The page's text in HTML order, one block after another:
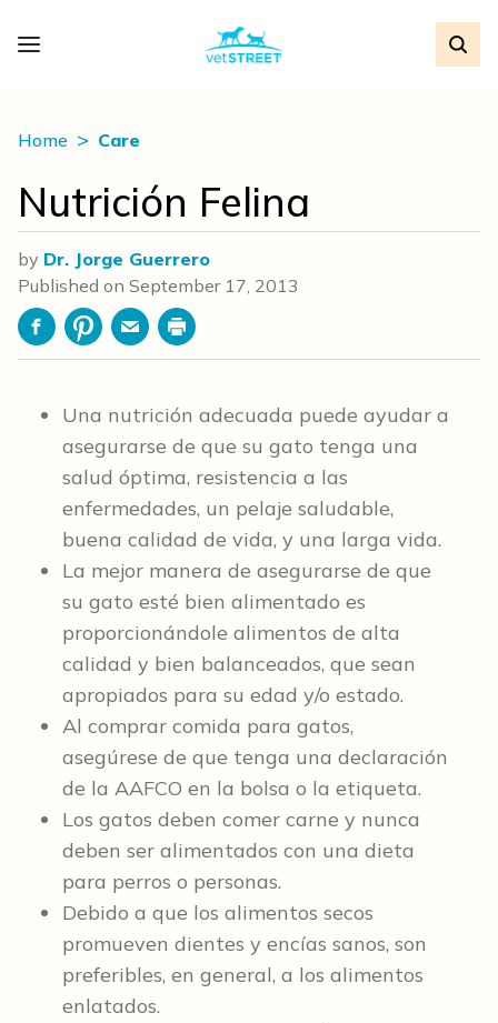
Home Care
Nutrición Felina
by Dr. Jorge Guerrero
Published on September 17, 2013
FacebookPinterestEmailPrint
Una nutrición adecuada puede ayudar a
asegurarse de que su gato tenga una
salud óptima, resistencia a las
enfermedades, un pelaje saludable,
buena calidad de vida, y una larga vida.
La mejor manera de asegurarse de que
su gato esté bien alimentado es
proporcionándole alimentos de alta
calidad y bien balanceados, que sean
apropiados para su edad y/o estado.
Al comprar comida para gatos,
asegúrese de que tenga una declaración
de la AAFCO en la bolsa o la etiqueta.
Los gatos deben comer carne y nunca
deben ser alimentados con una dieta
para perros o personas.
Debido a que los alimentos secos
promueven dientes y encías sanos, son
preferibles, en general, a los alimentos
enlatados.